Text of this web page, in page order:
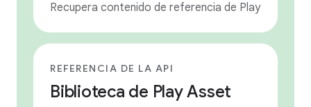
Recupera contenido de referencia de Play
REFERENCIA DE LA API
Biblioteca de Play Asset